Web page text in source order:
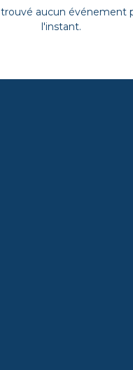
trouvé aucun événement
l'instant.